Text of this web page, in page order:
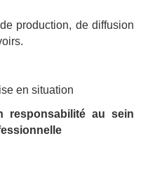
production, de diffusion
en situation
responsabilité au sein